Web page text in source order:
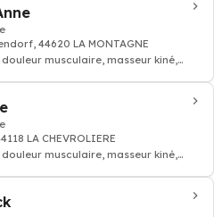
44620 LA MONTAGNE
musculaire, masseur kiné,
LA CHEVROLIERE
musculaire, masseur kiné,